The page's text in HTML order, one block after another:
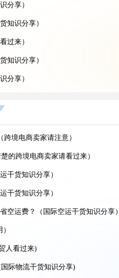
分享）
知识分享）
过来）
知识分享）
分享）
识分享）
家必看篇)
享)
识分享)
货知识分享)
分享)
人看过来)
分享)
知识分享)
境电商卖家请注意）
的跨境电商卖家请看过来）
干货知识分享）
干货知识分享）
空运费？（国际空运干货知识分享）
人看过来)
际物流干货知识分享)